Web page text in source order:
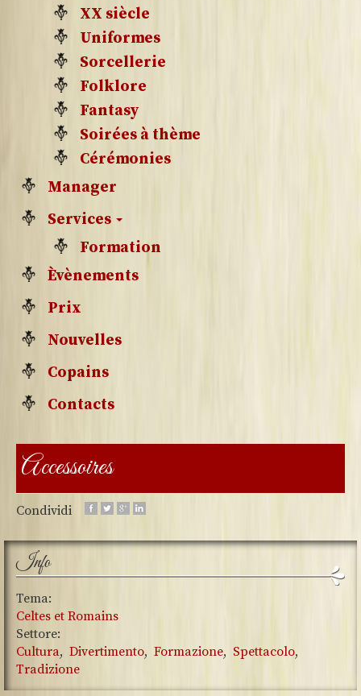
XX siècle
Uniformes
Sorcellerie
Folklore
Fantasy
Soirées à thème
Cérémonies
Manager
Services
Formation
Èvènements
Prix
Nouvelles
Copains
Contacts
Accessoires
Condividi
Info
Tema:
Celtes et Romains
Settore:
Cultura Divertimento Formazione
Spettacolo
Tradizione